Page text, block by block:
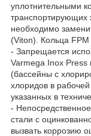
уплотнительными
транспортирующих
необходимо
(Viton). Кольца
- Запрещается
Varmega Inox
(бассейны с
хлоридов в
указанных в
-
стали с
вызвать коррозию